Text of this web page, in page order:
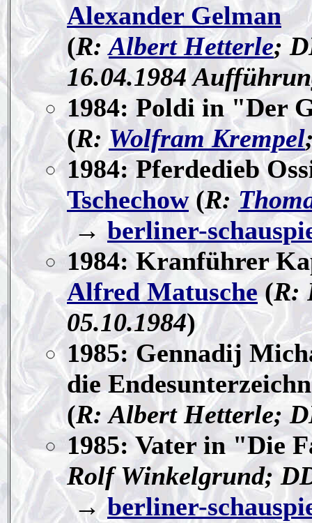
Alexander Gelman
(R:Albert Hetterle;
16.04.1984
1984: Poldi in "Der
(R: Wolfram Krempel
1984: Pferdedieb
Tschechow(R:
→ berliner-
1984: Kranführer
Alfred Matusche(R:
05.10.1984)
1985: Gennadij
die
(R: Albert Hetterle;
1985: Vater in "Die
Rolf Winkelgrund;
→berliner-